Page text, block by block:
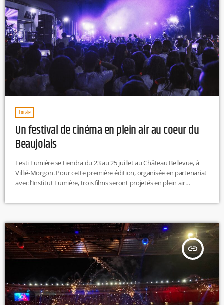
Locale
Un festival de cinéma en plein air au coeur du
Beaujolais
Festi Lumière se tiendra du 23 au 25 juillet au Château Bellevue, à
Villié-Morgon. Pour cette première édition, organisée en partenariat
avec l’Institut Lumière, trois films seront projetés en plein air
nerfs et Green Book. Chaque soirée proposera aussi une
place et une projection à la nuit tombée, dans le parc du château,
[…]
insert_link